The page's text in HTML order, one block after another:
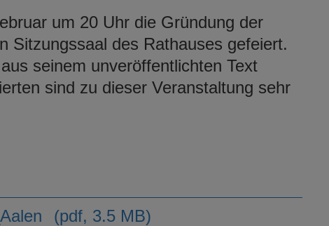
um 20 Uhr die Gründung der
Sitzungssaal des Rathauses gefeiert.
seinem unveröffentlichten Text
sind zu dieser Veranstaltung sehr
(pdf, 3.5 MB)